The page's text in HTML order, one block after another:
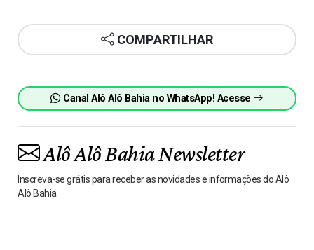
COMPARTILHAR
Canal Alô Alô Bahia no WhatsApp! Acesse
Alô Alô Bahia Newsletter
Inscreva-se grátis para receber as novidades e informações do Alô
Alô Bahia